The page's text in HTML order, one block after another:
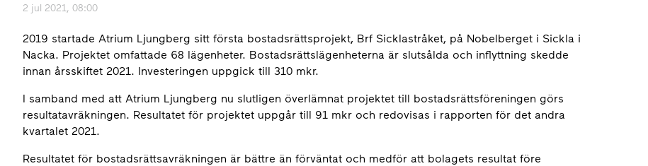
2 jul 2021, 08:00
2019 startade Atrium Ljungberg sitt första bostadsrättsprojekt, Brf Sicklastråket, på Nobelberget i Sickla i
Nacka. Projektet omfattade 68 lägenheter. Bostadsrättslägenheterna är slutsålda och inflyttning skedde
innan årsskiftet 2021. Investeringen uppgick till 310 mkr.
I samband med att Atrium Ljungberg nu slutligen överlämnat projektet till bostadsrättsföreningen görs
resultatavräkningen. Resultatet för projektet uppgår till 91 mkr och redovisas i rapporten för det andra
kvartalet 2021.
Resultatet för bostadsrättsavräkningen är bättre än förväntat och medför att bolagets resultat före